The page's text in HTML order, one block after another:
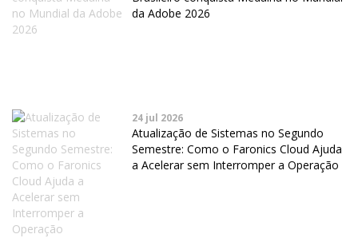
da Adobe 2026
24 jul 2026
Atualização de Sistemas no Segundo
Semestre: Como o Faronics Cloud Ajuda
a Acelerar sem Interromper a Operação